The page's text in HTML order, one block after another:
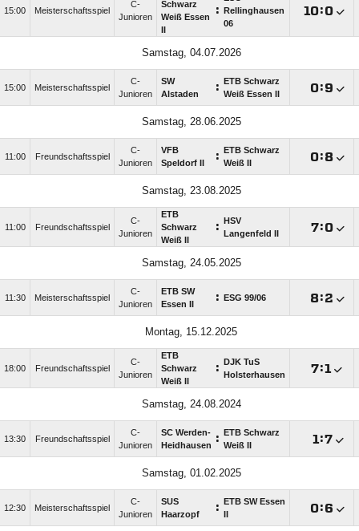
15:00 Meisterschaftsspiel
C-
Junioren
Schwarz
Weiß Essen
:
Rellinghausen
06
:
Samstag, 04.07.2026
15:00 Meisterschaftsspiel
C-
Junioren
SW
Alstaden
:
ETB Schwarz
Weiß Essen II
:
Samstag, 28.06.2025
11:00 Freundschaftsspiel
C-
Junioren
VFB
Speldorf II
:
ETB Schwarz
Weiß II
:
Samstag, 23.08.2025
11:00 Freundschaftsspiel
C-
Junioren
ETB
Schwarz
Weiß II
:
HSV
Langenfeld II
:
Samstag, 24.05.2025
11:30 Meisterschaftsspiel
C-
Junioren
ETB SW
Essen II
: ESG 99/​06 :
Montag, 15.12.2025
18:00 Freundschaftsspiel
C-
Junioren
ETB
Schwarz
Weiß II
:
DJK TuS
Holsterhausen
:
Samstag, 24.08.2024
13:30 Freundschaftsspiel
C-
Junioren
SC Werden-
Heidhausen :
ETB Schwarz
Weiß II
:
Samstag, 01.02.2025
12:30 Meisterschaftsspiel
C-
Junioren
SUS
Haarzopf
:
ETB SW Essen
: